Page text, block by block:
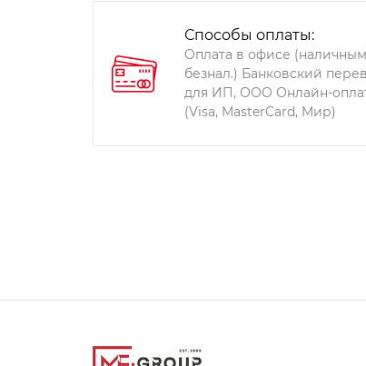
Способы оплаты:
Оплата в офисе
безнал.) Банковский
для ИП, ООО Онлайн-
(Visa, MasterCard, Мир)